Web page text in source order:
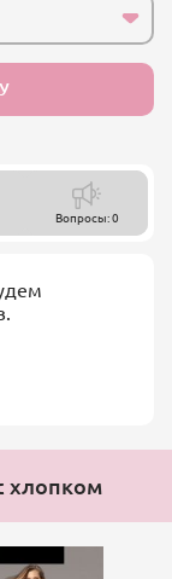
Вопросы: 0
хлопком